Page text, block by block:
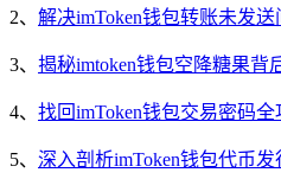
2、 解决imToken钱包转账未发
3、 揭秘imtoken钱包空降糖果背
4、 找回imToken钱包交易密码全
5、 深入剖析imToken钱包代币